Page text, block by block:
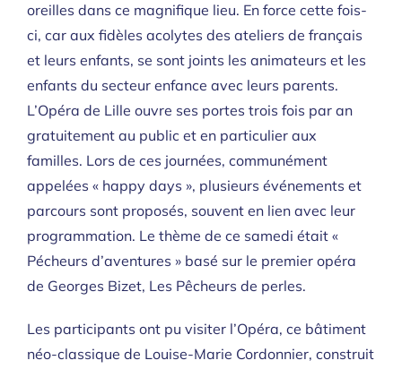
oreilles dans ce magnifique lieu. En force cette fois-
ci, car aux fidèles acolytes des ateliers de français
et leurs enfants, se sont joints les animateurs et les
enfants du secteur enfance avec leurs parents.
L’Opéra de Lille ouvre ses portes trois fois par an
gratuitement au public et en particulier aux
familles. Lors de ces journées, communément
appelées « happy days », plusieurs événements et
parcours sont proposés, souvent en lien avec leur
programmation. Le thème de ce samedi était «
Pécheurs d’aventures » basé sur le premier opéra
de Georges Bizet, Les Pêcheurs de perles.
Les participants ont pu visiter l’Opéra, ce bâtiment
néo-classique de Louise-Marie Cordonnier, construit